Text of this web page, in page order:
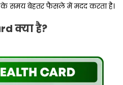
के समय बेहतर फैसले में मदद करता है।
क्या है?